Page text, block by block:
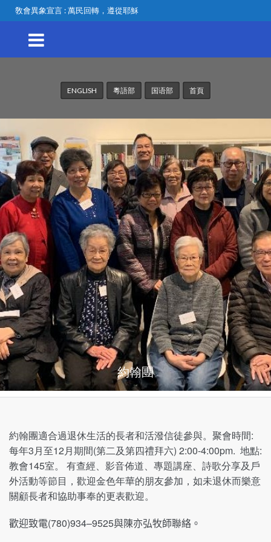
敎會異象宣言 : 萬民回轉，遵從耶穌
ENGLISH 粵語部 国语部 首頁
約翰團
約翰團適合過退休生活的長者和活潑信徒參與。聚會時間:
每年3月至12月期間(第二及第四禮拜六) 2:00-4:00pm. 地點:
教會145室。 有查經、影音佈道、專題講座、詩歌分享及戶
外活動等節目，歡迎金色年華的朋友參加，如未退休而樂意
關顧長者和協助事奉的更表歡迎。
歡迎致電(780)934–9525與陳亦弘牧師聯絡。